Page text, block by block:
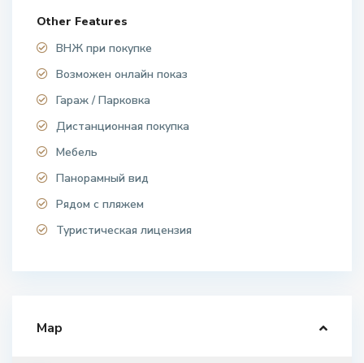
Other Features
ВНЖ при покупке
Возможен онлайн показ
Гараж / Парковка
Дистанционная покупка
Мебель
Панорамный вид
Рядом с пляжем
Туристическая лицензия
Map